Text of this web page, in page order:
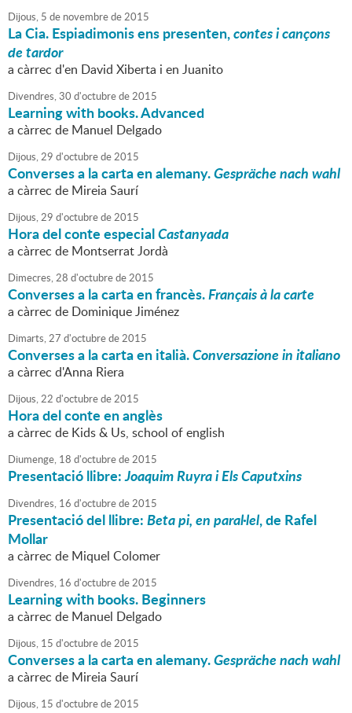
Dijous, 5 de novembrede2015
La Cia. Espiadimonis ens presenten,contes i cançons
de tardor
a càrrec d'en David Xiberta i en Juanito
Divendres,30 d'octubrede2015
Learning with books. Advanced
a càrrec de Manuel Delgado
Dijous,29 d'octubrede2015
Converses a la carta en alemany.Gespräche nach wahl
a càrrec de Mireia Saurí
Dijous,29 d'octubrede2015
Hora del conte especialCastanyada
a càrrec de Montserrat Jordà
Dimecres,28 d'octubrede2015
Converses a la carta en francès.Français à la carte
a càrrec de Dominique Jiménez
Dimarts,27 d'octubrede2015
Converses a la carta en italià.Conversazione in italiano
a càrrec d'Anna Riera
Dijous,22 d'octubrede2015
Hora del conte en anglès
a càrrec de Kids & Us, school of english
Diumenge, 18 d'octubrede2015
Presentació llibre:Joaquim Ruyra i Els Caputxins
Divendres, 16 d'octubrede2015
Presentació del llibre:Beta pi, en paral·lel, de Rafel
Mollar
a càrrec de Miquel Colomer
Divendres, 16 d'octubrede2015
Learning with books. Beginners
a càrrec de Manuel Delgado
Dijous, 15 d'octubrede2015
Converses a la carta en alemany.Gespräche nach wahl
a càrrec de Mireia Saurí
Dijous, 15 d'octubrede2015